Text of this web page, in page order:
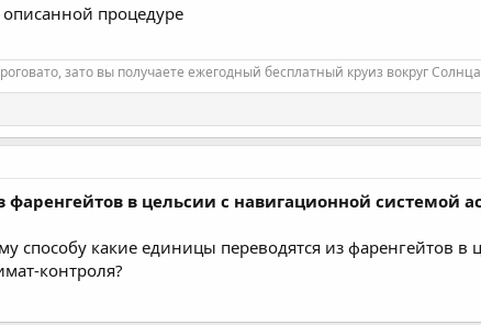
процедуре
зато вы получаете ежегодный бесплатный круиз вокруг
фаренгейтов в цельсии с навигационной системой
способу какие единицы переводятся из фаренгейтов
контроля?